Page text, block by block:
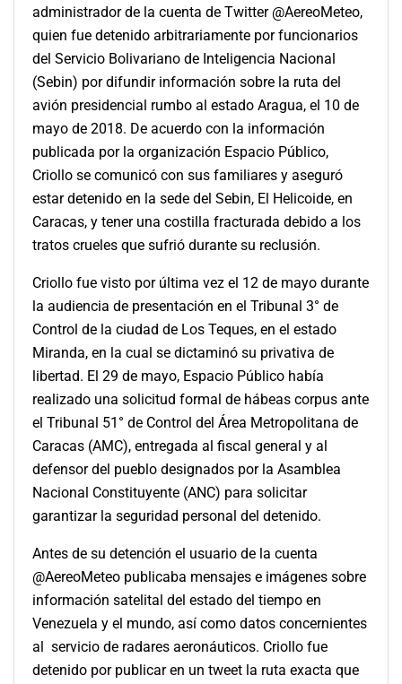
administrador de la cuenta de Twitter @AereoMeteo,
quien fue detenido arbitrariamente por funcionarios
del Servicio Bolivariano de Inteligencia Nacional
(Sebin) por difundir información sobre la ruta del
avión presidencial rumbo al estado Aragua, el 10 de
mayo de 2018. De acuerdo con la información
publicada por la organización Espacio Público,
Criollo se comunicó con sus familiares y aseguró
estar detenido en la sede del Sebin, El Helicoide, en
Caracas, y tener una costilla fracturada debido a los
tratos crueles que sufrió durante su reclusión.
Criollo fue visto por última vez el 12 de mayo durante
la audiencia de presentación en el Tribunal 3° de
Control de la ciudad de Los Teques, en el estado
Miranda, en la cual se dictaminó su privativa de
libertad. El 29 de mayo, Espacio Público había
realizado una solicitud formal de hábeas corpus ante
el Tribunal 51° de Control del Área Metropolitana de
Caracas (AMC), entregada al fiscal general y al
defensor del pueblo designados por la Asamblea
Nacional Constituyente (ANC) para solicitar
garantizar la seguridad personal del detenido.
Antes de su detención el usuario de la cuenta
@AereoMeteo publicaba mensajes e imágenes sobre
información satelital del estado del tiempo en
Venezuela y el mundo, así como datos concernientes
al servicio de radares aeronáuticos. Criollo fue
detenido por publicar en un tweet la ruta exacta que